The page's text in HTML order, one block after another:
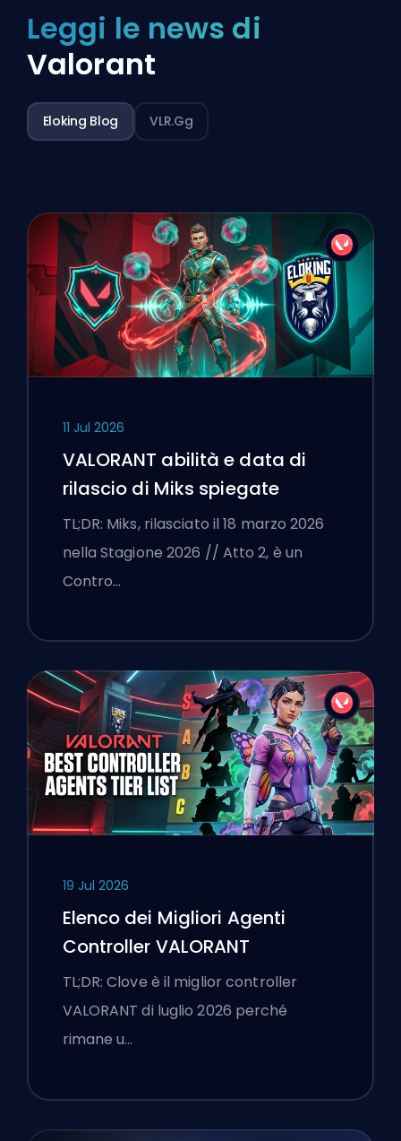
Leggi le news di
Valorant
Eloking Blog VLR.gg
11 Jul 2026
VALORANT abilità e data di
rilascio di Miks spiegate
TL;DR: Miks, rilasciato il 18 marzo 2026
nella Stagione 2026 // Atto 2, è un
Contro…
19 Jul 2026
Elenco dei Migliori Agenti
Controller VALORANT
TL;DR: Clove è il miglior controller
VALORANT di luglio 2026 perché
rimane u…